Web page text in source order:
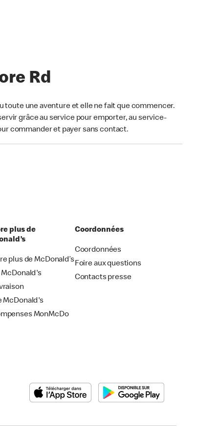
Rd
toute une aventure et elle ne fait que commencer.
grâce au service pour emporter, au service-
commander et payer sans contact.
plus de
plus de McDonald’s
McDonald's
McDonald's
MonMcDo
Coordonnées
Coordonnées
Foire aux questions
Contacts presse